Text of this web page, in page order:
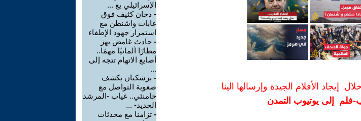
إيجاد الأفلام الجيدة وإرسالها الينا
فلم إلى يوتيوب التمدن
الإسرائيلي يع ...
- دخان كثيف فوق
غابات واشنطن مع
استمرار جهود الإطفاء
- حادث غامض يهز
مطارًا ألمانيًا مهمًا..
أصابع الاتهام تتجه إلى
...
- بزشكيان يكشف
صعوبة التواصل مع
خامنئي.. غياب -المرشد
الجديد- ...
- تزامنا مع محدثات